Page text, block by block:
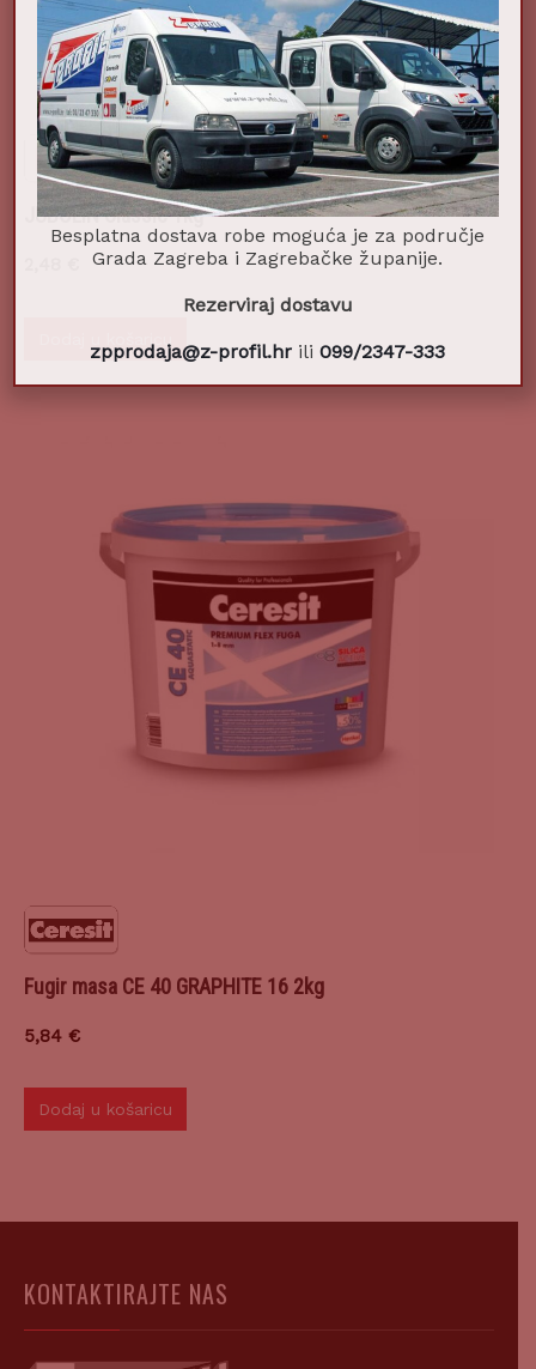
JUBOLIN Classic 1kg
Fugir masa CE 40 GRAPHITE 16 2kg
5,84 €
Dodaj u košaricu
KONTAKTIRAJTE NAS
Besplatna dostava robe moguća je za područje
Grada Zagreba i Zagrebačke županije.
Rezerviraj dostavu
zpprodaja@z-profil.hr ili099/2347-333